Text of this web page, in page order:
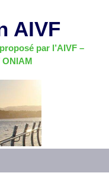
AIVF
par l’AIVF –
ONIAM